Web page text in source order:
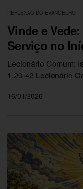
REFLEXÃO DO EVANGELHO
Vinde e
Serviço no
Lecionário Comum:
1.29-42 Lecionário
16/01/2026